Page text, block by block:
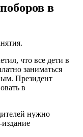
в
что все дети в
заниматься
Президент
в
нужно
издание